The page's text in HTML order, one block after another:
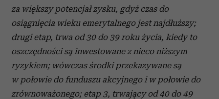
za większy potencjał zysku, gdyż czas do
osiągnięcia wieku emerytalnego jest najdłuższy;
drugi etap, trwa od 30 do 39 roku życia, kiedy to
oszczędności są inwestowane z nieco niższym
ryzykiem; wówczas środki przekazywane są
w połowie do funduszu akcyjnego i w połowie do
zrównoważonego; etap 3, trwający od 40 do 49